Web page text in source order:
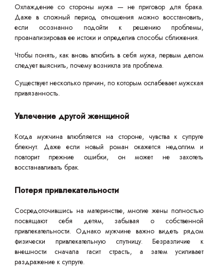
Охлаждение со стороны мужа — не приговор для брака.
Даже в сложный период отношения можно восстановить,
если осознанно подойти к решению проблемы,
проанализировав ее истоки и определив способы сближения.
Чтобы понять, как вновь влюбить в себя мужа, первым делом
следует выяснить, почему возникла эта проблема.
Существует несколько причин, по которым ослабевает мужская
привязанность.
Увлечение другой женщиной
Когда мужчина влюбляется на стороне, чувства к супруге
блекнут. Даже если новый роман окажется недолгим и
повторит прежние ошибки, он может не захотеть
восстанавливать брак.
Потеря привлекательности
Сосредоточившись на материнстве, многие жены полностью
посвящают себя детям, забывая о собственной
привлекательности. Однако мужчине важно видеть рядом
физически привлекательную спутницу. Безразличие к
внешности сначала гасит страсть, а затем усиливает
раздражение к супруге.